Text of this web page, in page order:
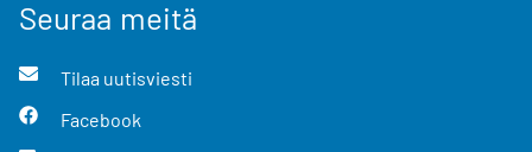
Seuraa meitä
Tilaa uutisviesti
Facebook